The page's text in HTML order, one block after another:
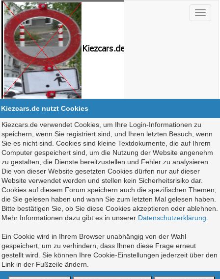
Kiezcars.de nutzt Cookies
Kiezcars.de verwendet Cookies, um Ihre Login-Informationen zu
speichern, wenn Sie registriert sind, und Ihren letzten Besuch, wenn
Sie es nicht sind. Cookies sind kleine Textdokumente, die auf Ihrem
Computer gespeichert sind, um die Nutzung der Website angenehm
zu gestalten, die Dienste bereitzustellen und Fehler zu analysieren.
Die von dieser Website gesetzten Cookies dürfen nur auf dieser
Website verwendet werden und stellen kein Sicherheitsrisiko dar.
Cookies auf diesem Forum speichern auch die spezifischen Themen,
die Sie gelesen haben und wann Sie zum letzten Mal gelesen haben.
Bitte bestätigen Sie, ob Sie diese Cookies akzeptieren oder ablehnen.
Mehr Informationen dazu gibt es in unserer Datenschutzerklärung
Ein Cookie wird in Ihrem Browser unabhängig von der Wahl
gespeichert, um zu verhindern, dass Ihnen diese Frage erneut
gestellt wird. Sie können Ihre Cookie-Einstellungen jederzeit über den
Link in der Fußzeile ändern.